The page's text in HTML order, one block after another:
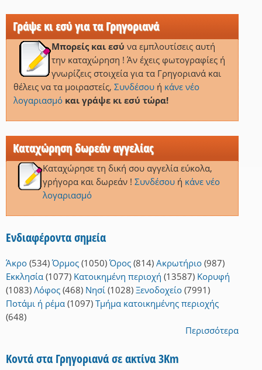
Γράψε κι εσύ για τα Γρηγοριανά
Μπορείς και εσύ να εμπλουτίσεις αυτή
την καταχώρηση ! Άν έχεις φωτογραφίες ή
γνωρίζεις στοιχεία για τα Γρηγοριανά και
θέλεις να τα μοιραστείς, Συνδέσουή κάνε νέο
λογαριασμό και γράψε κι εσύ τώρα!
Καταχώρηση δωρεάν αγγελίας
Καταχώρησε τη δική σου αγγελία εύκολα,
γρήγορα και δωρεάν ! Συνδέσουή κάνε νέο
λογαριασμό
Ενδιαφέροντα σημεία
Άκρο (534) Όρμος (1050) Όρος (814) Ακρωτήριο (987)
Εκκλησία (1077) Κατοικημένη περιοχή (13587) Κορυφή
(1083) Λόφος (468) Νησί (1028) Ξενοδοχείο (7991)
Ποτάμι ή ρέμα (1097) Τμήμα κατοικημένης περιοχής
(648)
Περισσότερα
Κοντά στα Γρηγοριανά σε ακτίνα 3Km